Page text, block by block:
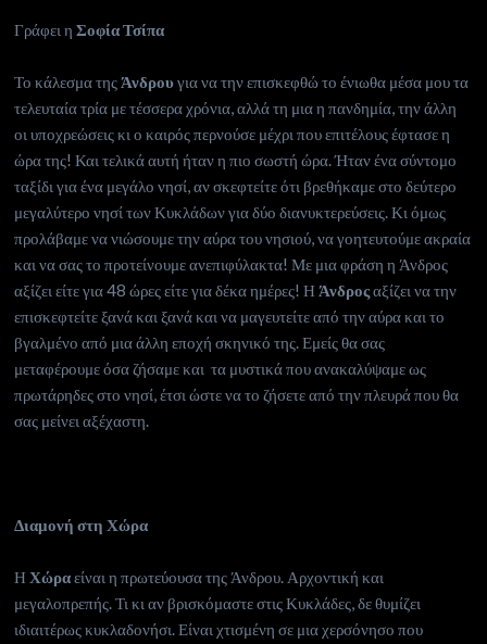
Γράφει ηΣοφία Τσίπα
Το κάλεσμα τηςΆνδρουγια να την επισκεφθώ το ένιωθα μέσα μου τα
τελευταία τρία με τέσσερα χρόνια, αλλά τη μια η πανδημία, την άλλη
οι υποχρεώσεις κι ο καιρός περνούσε μέχρι που επιτέλους έφτασε η
ώρα της! Και τελικά αυτή ήταν η πιο σωστή ώρα. Ήταν ένα σύντομο
ταξίδι για ένα μεγάλο νησί, αν σκεφτείτε ότι βρεθήκαμε στο δεύτερο
μεγαλύτερο νησί των Κυκλάδων για δύο διανυκτερεύσεις. Κι όμως
προλάβαμε να νιώσουμε την αύρα του νησιού, να γοητευτούμε ακραία
και να σας το προτείνουμε ανεπιφύλακτα! Με μια φράση η Άνδρος
αξίζει είτε για 48 ώρες είτε για δέκα ημέρες! ΗΆνδροςαξίζει να την
επισκεφτείτε ξανά και ξανά και να μαγευτείτε από την αύρα και το
βγαλμένο από μια άλλη εποχή σκηνικό της. Εμείς θα σας
μεταφέρουμε όσα ζήσαμε και τα μυστικά που ανακαλύψαμε ως
πρωτάρηδες στο νησί, έτσι ώστε να το ζήσετε από την πλευρά που θα
σας μείνει αξέχαστη.
Διαμονή στη Χώρα
ΗΧώραείναι η πρωτεύουσα της Άνδρου. Αρχοντική και
μεγαλοπρεπής. Τι κι αν βρισκόμαστε στις Κυκλάδες, δε θυμίζει
ιδιαιτέρως κυκλαδονήσι. Είναι χτισμένη σε μια χερσόνησο που